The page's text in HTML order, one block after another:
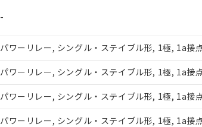
-
パワーリレー, シングル・ステイブル形, 1極, 1a
パワーリレー, シングル・ステイブル形, 1極, 1a
パワーリレー, シングル・ステイブル形, 1極, 1a
パワーリレー, シングル・ステイブル形, 1極, 1a
機器販売店・当社販売員にご
空
白
受注生産機種、また在庫状況
マイパーツ機能（部品リスト作成
ている必要があります。
お客様が当ウェブサイト上で当社
が、当社の製品・サービスに関
さい。
※当社の共同利用者とは、
"個人情
いる法人を指します。